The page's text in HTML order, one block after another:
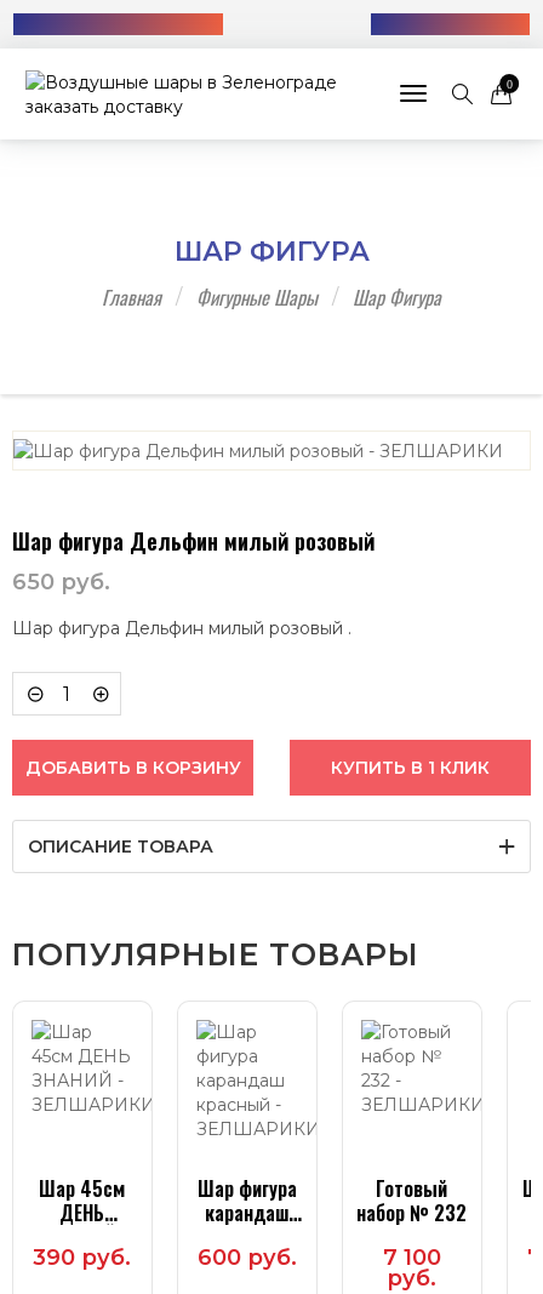
Toggle 0
ШАР ФИГУРА
Главная Фигурные Шары Шар Фигура
Шар фигура Дельфин милый розовый
650 руб.
Шар фигура Дельфин милый розовый .
ДОБАВИТЬ В КОРЗИНУ КУПИТЬ В 1 КЛИК
ОПИСАНИЕ ТОВАРА
ПОПУЛЯРНЫЕ ТОВАРЫ
Шар 45см
ДЕНЬ
390 руб.
Шар фигура
карандаш
600 руб.
Готовый
набор № 232
7 100
руб.
Шар